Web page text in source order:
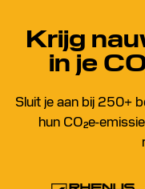
Krijg
in je
Sluit je aan bij 250+
hun CO₂e-